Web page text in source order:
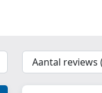
{{
__('Sort')
}}